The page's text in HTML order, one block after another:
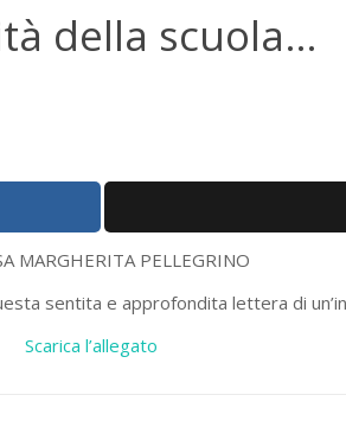
della scuola…
MARGHERITA PELLEGRINO
sentita e approfondita lettera di
Scarica l’allegato